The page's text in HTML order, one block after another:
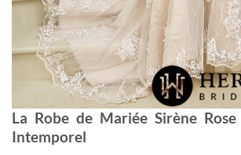
La Robe de Mariée Sirène
Intemporel